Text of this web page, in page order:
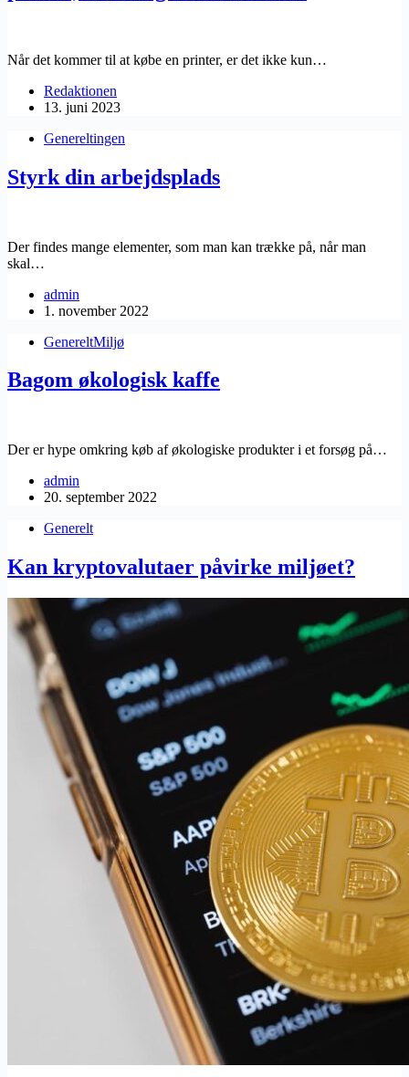
Når det kommer til at købe en printer, er det ikke kun…
Redaktionen
13. juni 2023
Genereltingen
Styrk din arbejdsplads
Der findes mange elementer, som man kan trække på, når man
skal…
admin
1. november 2022
GenereltMiljø
Bagom økologisk kaffe
Der er hype omkring køb af økologiske produkter i et forsøg på…
admin
20. september 2022
Generelt
Kan kryptovalutaer påvirke miljøet?